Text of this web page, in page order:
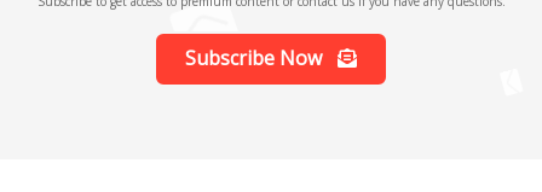
Subscribe Now